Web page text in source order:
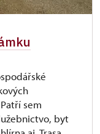
sem
byt